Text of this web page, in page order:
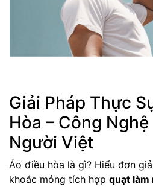
Giải Pháp Thực
Hòa – Công
Người Việt
Áo điều hòa là gì? Hiểu đơn
khoác mỏng tích hợp quạt làm